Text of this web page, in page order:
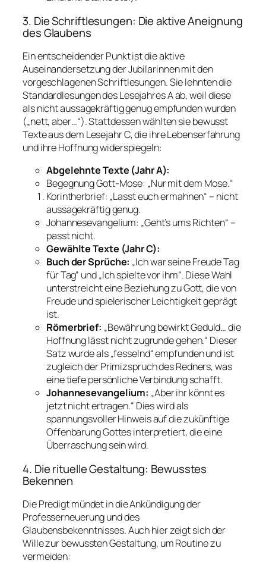
3. Die Schriftlesungen: Die aktive Aneignung
des Glaubens
Ein entscheidender Punkt ist die aktive
Auseinandersetzung der Jubilarinnen mit den
vorgeschlagenen Schriftlesungen. Sie lehnten die
Standardlesungen des Lesejahres A ab, weil diese
als nicht aussagekräftig genug empfunden wurden
(„nett, aber…“). Stattdessen wählten sie bewusst
Texte aus dem Lesejahr C, die ihre Lebenserfahrung
und ihre Hoffnung widerspiegeln:
Abgelehnte Texte (Jahr A):
Begegnung Gott-Mose: „Nur mit dem Mose.“
Korintherbrief: „Lasst euch ermahnen“ – nicht
aussagekräftig genug.
Johannesevangelium: „Geht’s ums Richten“ –
passt nicht.
Gewählte Texte (Jahr C):
Buch der Sprüche: „Ich war seine Freude Tag
für Tag“ und „Ich spielte vor ihm“. Diese Wahl
unterstreicht eine Beziehung zu Gott, die von
Freude und spielerischer Leichtigkeit geprägt
ist.
Römerbrief: „Bewährung bewirkt Geduld… die
Hoffnung lässt nicht zugrunde gehen.“ Dieser
Satz wurde als „fesselnd“ empfunden und ist
zugleich der Primizspruch des Redners, was
eine tiefe persönliche Verbindung schafft.
Johannesevangelium: „Aber ihr könnt es
jetzt nicht ertragen.“ Dies wird als
spannungsvoller Hinweis auf die zukünftige
Offenbarung Gottes interpretiert, die eine
Überraschung sein wird.
4. Die rituelle Gestaltung: Bewusstes
Bekennen
Die Predigt mündet in die Ankündigung der
Professerneuerung und des
Glaubensbekenntnisses. Auch hier zeigt sich der
Wille zur bewussten Gestaltung, um Routine zu
vermeiden: